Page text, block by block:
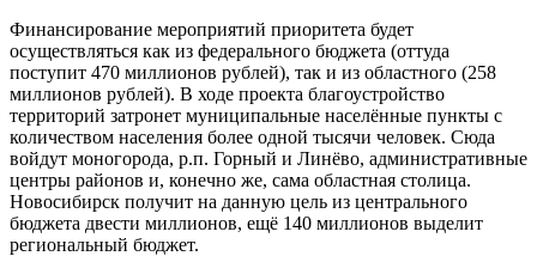
Финансирование мероприятий приоритета будет
осуществляться как из федерального бюджета (оттуда
поступит 470 миллионов рублей), так и из областного (258
миллионов рублей). В ходе проекта благоустройство
территорий затронет муниципальные населённые пункты с
количеством населения более одной тысячи человек. Сюда
войдут моногорода, р.п. Горный и Линёво, административные
центры районов и, конечно же, сама областная столица.
Новосибирск получит на данную цель из центрального
бюджета двести миллионов, ещё 140 миллионов выделит
региональный бюджет.